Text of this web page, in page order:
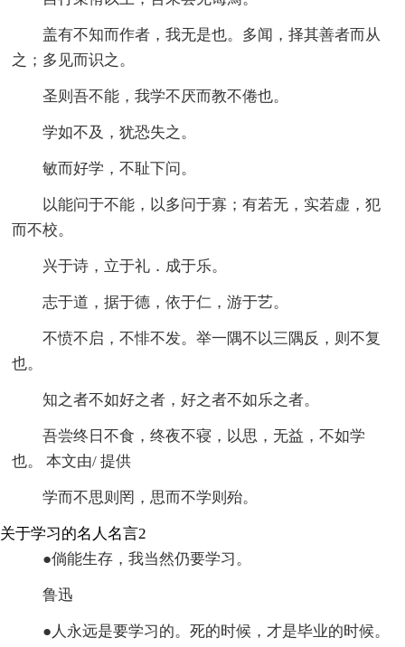
盖有不知而作者，我无是也。多闻，择其善者而从
之；多见而识之。
圣则吾不能，我学不厌而教不倦也。
学如不及，犹恐失之。
敏而好学，不耻下问。
以能问于不能，以多问于寡；有若无，实若虚，犯
而不校。
兴于诗，立于礼．成于乐。
志于道，据于德，依于仁，游于艺。
不愤不启，不悱不发。举一隅不以三隅反，则不复
也。
知之者不如好之者，好之者不如乐之者。
吾尝终日不食，终夜不寝，以思，无益，不如学
也。 本文由/ 提供
学而不思则罔，思而不学则殆。
关于学习的名人名言2
●倘能生存，我当然仍要学习。
鲁迅
●人永远是要学习的。死的时候，才是毕业的时候。